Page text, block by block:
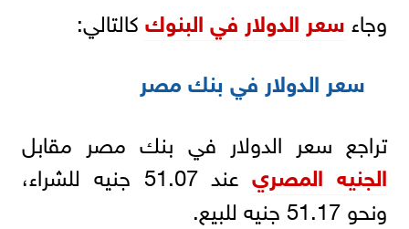
وجاءسعر الدولار في البنوككالتالي:
سعر الدولار في بنك مصر
تراجع سعر الدولار في بنك مصر مقابل
الجنيه المصري
عند 51.07 جنيه للشراء،
ونحو 51.17 جنيه للبيع.